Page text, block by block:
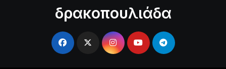
δρακοπουλιάδα